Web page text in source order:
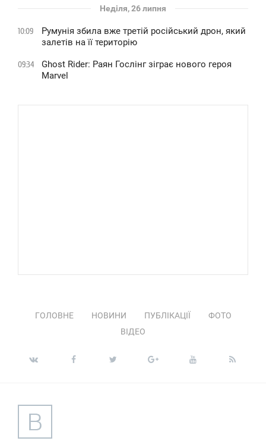
Неділя, 26 липня
10:09
Румунія збила вже третій російський дрон, який
залетів на її територію
09:34
Ghost Rider: Раян Гослінг зіграє нового героя
Marvel
ГОЛОВНЕ НОВИНИ ПУБЛІКАЦІЇ
ФОТО
ВІДЕО